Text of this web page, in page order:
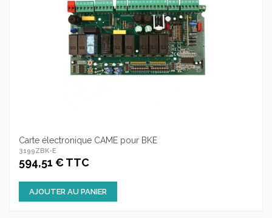
Carte électronique CAME pour BKE
3199ZBK-E
594,51 € TTC
AJOUTER AU PANIER